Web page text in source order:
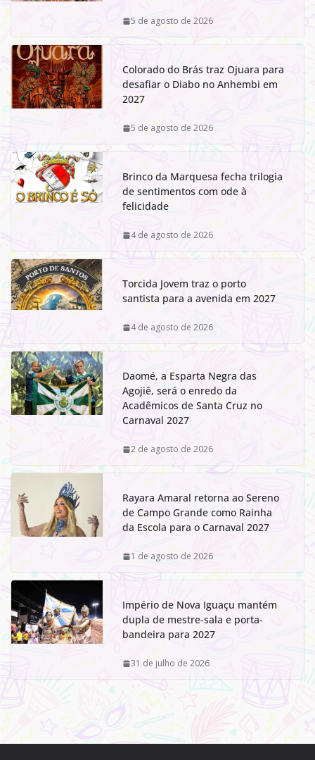
5 de agosto de 2026
Colorado do Brás traz Ojuara para
desafiar o Diabo no Anhembi em
2027
5 de agosto de 2026
Brinco da Marquesa fecha trilogia
de sentimentos com ode à
felicidade
4 de agosto de 2026
Torcida Jovem traz o porto
santista para a avenida em 2027
4 de agosto de 2026
Daomé, a Esparta Negra das
Agojiê, será o enredo da
Acadêmicos de Santa Cruz no
Carnaval 2027
2 de agosto de 2026
Rayara Amaral retorna ao Sereno
de Campo Grande como Rainha
da Escola para o Carnaval 2027
1 de agosto de 2026
Império de Nova Iguaçu mantém
dupla de mestre-sala e porta-
bandeira para 2027
31 de julho de 2026